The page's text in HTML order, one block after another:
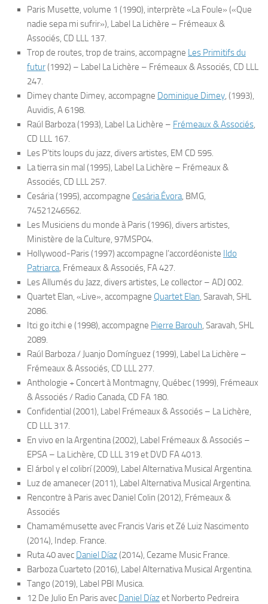
Paris Musette, volume 1 (1990), interprète «La Foule» («Que
nadie sepa mi sufrir»), Label La Lichère – Frémeaux &
Associés, CD LLL 137.
Trop de routes, trop de trains, accompagne Les Primitifs du
futur(1992) – Label La Lichère – Frémeaux & Associés, CD LLL
247.
Dimey chante Dimey, accompagne Dominique Dimey, (1993),
Auvidis, A 6198.
Raúl Barboza(1993), Label La Lichère – Frémeaux & Associés,
CD LLL 167.
Les P’tits loups du jazz, divers artistes, EM CD 595.
La tierra sin mal (1995), Label La Lichère – Frémeaux &
Associés, CD LLL 257.
Cesária(1995), accompagne Cesária Évora, BMG,
74521246562.
Les Musiciens du monde à Paris(1996), divers artistes,
Ministère de la Culture, 97MSP04.
Hollywood-Paris(1997) accompagne l’accordéoniste Ildo
Patriarca, Frémeaux & Associés, FA 427.
Les Allumés du Jazz, divers artistes, Le collector – ADJ 002.
Quartet Elan, «Live», accompagne Quartet Elan, Saravah, SHL
2086.
Itci go itchi e (1998), accompagne Pierre Barouh, Saravah, SHL
2089.
Raúl Barboza / Juanjo Domínguez(1999), Label La Lichère –
Frémeaux & Associés, CD LLL 277.
Anthologie + Concert à Montmagny, Québec(1999), Frémeaux
& Associés / Radio Canada, CD FA 180.
Confidential (2001), Label Frémeaux & Associés – La Lichère,
CD LLL 317.
En vivo en la Argentina(2002), Label Frémeaux & Associés –
EPSA – La Lichère, CD LLL 319 et DVD FA 4013.
El árbol y el colibrí(2009), Label Alternativa Musical Argentina.
Luz de amanecer(2011), Label Alternativa Musical Argentina.
Rencontre à Parisavec Daniel Colin (2012), Frémeaux &
Associés
Chamamémusette avec Francis Varis et Zé Luiz Nascimento
(2014), Indep. France.
Ruta 40avec Daniel Díaz(2014), Cezame Music France.
Barboza Cuarteto (2016), Label Alternativa Musical Argentina.
Tango (2019), Label PBI Musica.
12 De Julio En Parisavec Daniel Díazet Norberto Pedreira